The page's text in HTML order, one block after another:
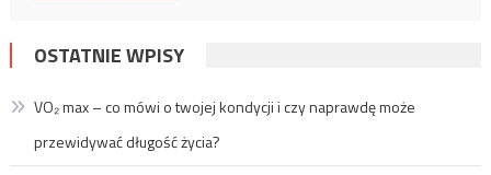
OSTATNIE WPISY
VO₂ max – co mówi o twojej kondycji i czy naprawdę może
przewidywać długość życia?